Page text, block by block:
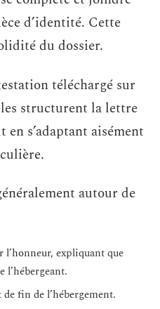
d’identité. Cette
du dossier.
téléchargé sur
structurent la lettre
s’adaptant aisément
autour de
expliquant que
l’hébergeant.
fin de l’hébergement.